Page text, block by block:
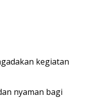
kegiatan
nyaman bagi